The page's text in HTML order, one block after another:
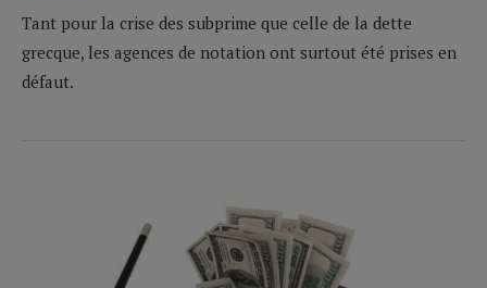
Tant pour la crise des subprime que celle de la dette
grecque, les agences de notation ont surtout été prises en
défaut.